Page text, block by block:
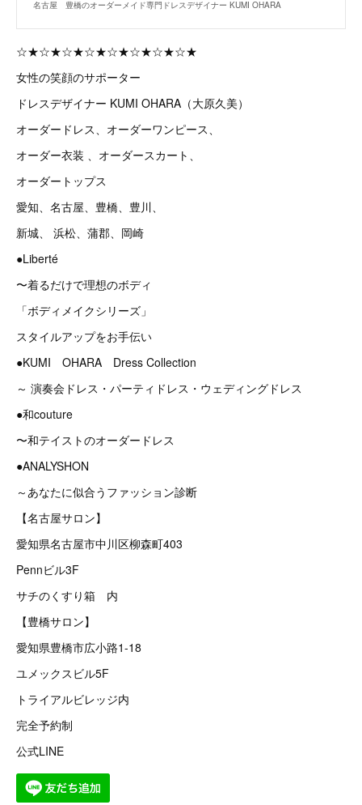
名古屋 豊橋のオーダーメイド専門ドレスデザイナー KUMI OHARA
☆★☆★☆★☆★☆★☆★☆★☆★
女性の笑顔のサポーター
ドレスデザイナー KUMI OHARA（大原久美）
オーダードレス、オーダーワンピース、
オーダー衣装 、オーダースカート、
オーダートップス
愛知、名古屋、豊橋、豊川、
新城、 浜松、蒲郡、岡崎
●Liberté
〜着るだけで理想のボディ
「ボディメイクシリーズ」
スタイルアップをお手伝い
●KUMI OHARA Dress Collection
～ 演奏会ドレス・パーティドレス・ウェディングドレス
●和couture
〜和テイストのオーダードレス
●ANALYSHON
～あなたに似合うファッション診断
【名古屋サロン】
愛知県名古屋市中川区柳森町403
Pennビル3F
サチのくすり箱 内
【豊橋サロン】
愛知県豊橋市広小路1-18
ユメックスビル5F
トライアルビレッジ内
完全予約制
公式LINE